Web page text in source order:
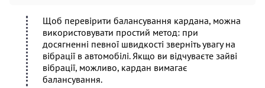
Щоб перевірити балансування кардана, можна
використовувати простий метод: при
досягненні певної швидкості зверніть увагу на
вібрації в автомобілі. Якщо ви відчуваєте зайві
вібрації, можливо, кардан вимагає
балансування.